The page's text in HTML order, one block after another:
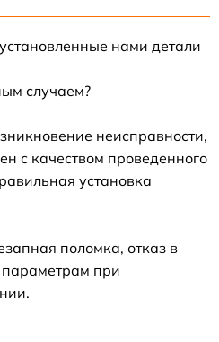
нами детали
случаем?
неисправности,
с качеством проведенного
установка
поломка, отказ в
параметрам при